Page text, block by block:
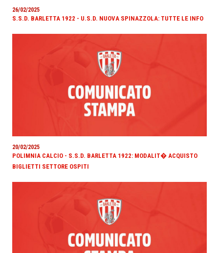
26/02/2025
S.S.D. BARLETTA 1922 - U.S.D. NUOVA SPINAZZOLA: TUTTE LE INFO
20/02/2025
POLIMNIA CALCIO - S.S.D. BARLETTA 1922: MODALIT� ACQUISTO
BIGLIETTI SETTORE OSPITI